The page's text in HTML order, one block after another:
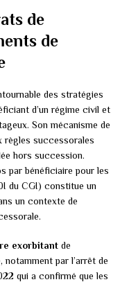
de
de
des stratégies
d’un régime civil et
Son mécanisme de
règles successorales
hors succession.
par bénéficiaire pour les
du CGI) constitue un
un contexte de
exorbitant de
notamment par l’arrêt de
qui a confirmé que les